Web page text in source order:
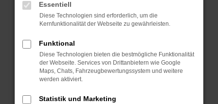
können das Laden bestimmter Seiten
verhindern. Funktioniert die Seite in einem
anderen Browser oder in einem privaten
Starte dein Gerät neu.
Das kann manchmal helfen, vorübergehende
Probleme zu beheben.
Betriebssystem auf dem neuesten Stand
Essentiell
Diese Technologien sind erforderlich, um die
Kernfunktionalität der Webseite zu gewährleisten.
Funktional
Diese Technologien bieten die bestmögliche Funktionalität
der Webseite. Services von Drittanbietern wie Google
Maps, Chats, Fahrzeugbewertungssystem und weitere
werden aktiviert.
Statistik und Marketing